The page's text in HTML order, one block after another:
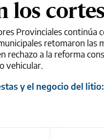
los
Provinciales
retomaron las
rechazo a la reforma
vehicular.
y el negocio del